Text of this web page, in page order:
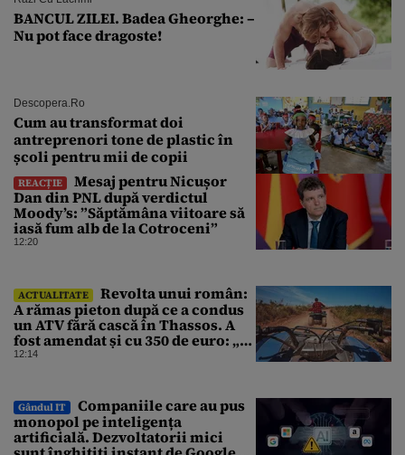
BANCUL ZILEI. Badea Gheorghe: –
Nu pot face dragoste!
Descopera.ro
Cum au transformat doi
antreprenori tone de plastic în
școli pentru mii de copii
REACȚIE
Mesaj pentru Nicușor
Dan din PNL după verdictul
Moody’s: ”Săptămâna viitoare să
iasă fum alb de la Cotroceni”
12:20
ACTUALITATE
Revolta unui român:
A rămas pieton după ce a condus
un ATV fără cască în Thassos. A
fost amendat și cu 350 de euro: „Vi
se pare normal?”
12:14
Gândul IT
Companiile care au pus
monopol pe inteligența
artificială. Dezvoltatorii mici